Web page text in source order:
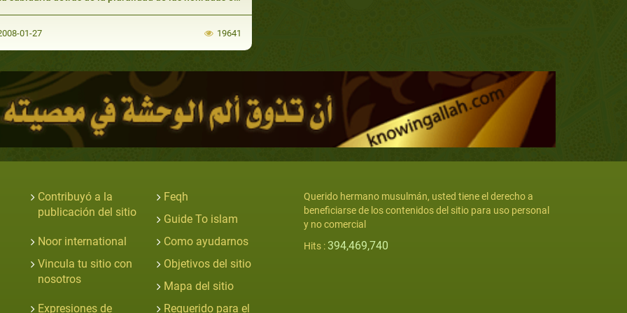
01-27 19641
Contribuyó a la
publicación del sitio
Feqh
Guide To islam
Noor international
Como ayudarnos
Vincula tu sitio con
nosotros
Objetivos del sitio
Mapa del sitio
Expresiones de
Requerido para el
Querido hermano musulmán, usted tiene el derecho a
beneficiarse de los contenidos del sitio para uso personal
y no comercial
Hits : 394,469,740